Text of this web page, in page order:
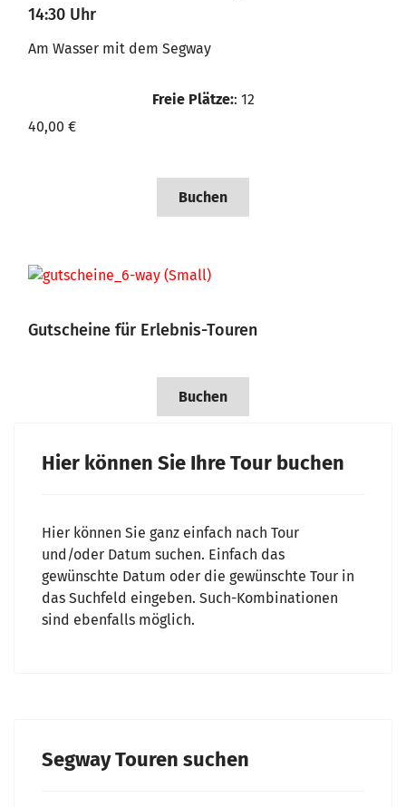
14:30 Uhr
Am Wasser mit dem Segway
Freie Plätze:: 12
40,00 €
Buchen
Gutscheine für Erlebnis-Touren
Buchen
Hier können Sie Ihre Tour buchen
Hier können Sie ganz einfach nach Tour
und/oder Datum suchen. Einfach das
gewünschte Datum oder die gewünschte Tour in
das Suchfeld eingeben. Such-Kombinationen
sind ebenfalls möglich.
Segway Touren suchen